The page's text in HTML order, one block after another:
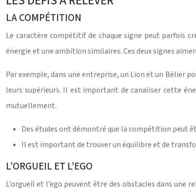
LA COMPÉTITION
Le caractère compétitif de chaque signe peut parfois
énergie et une ambition similaires. Ces deux signes
Par exemple, dans une entreprise, un Lion et un
leurs supérieurs. Il est important de canaliser cette
mutuellement.
Des études ont démontré que la compétition peut
Il est important de trouver un équilibre et de
L’ORGUEIL ET L’EGO
L’orgueil et l’ego peuvent être des obstacles dans